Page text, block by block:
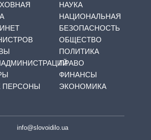
ПЕРСОНЫ
НАУКА
НАЦИОНАЛЬНАЯ
БЕЗОПАСНОСТЬ
ОБЩЕСТВО
ПОЛИТИКА
ПРАВО
ФИНАНСЫ
ЭКОНОМИКА
info@slovoidilo.ua